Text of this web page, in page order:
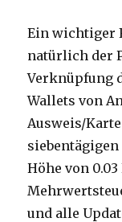
Ein wichtiger
natürlich der
Verknüpfung
Wallets von
Ausweis/
Höhe von
und alle